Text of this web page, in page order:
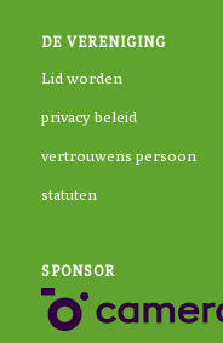
DE VERENIGING
Lid worden
privacy beleid
vertrouwens persoon
statuten
SPONSOR